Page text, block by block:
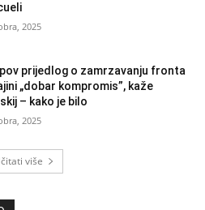
2025
prijedlog o zamrzavanju fronta
„dobar kompromis”, kaže
– kako je bilo
2025
više